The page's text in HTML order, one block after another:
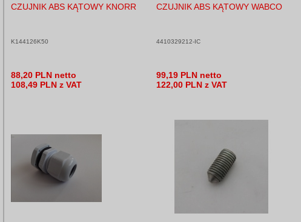
CZUJNIK ABS KĄTOWY KNORR
K144126K50
88,20 PLN netto
108,49 PLN z VAT
CZUJNIK ABS KĄTOWY WABCO
4410329212-IC
99,19 PLN netto
122,00 PLN z VAT